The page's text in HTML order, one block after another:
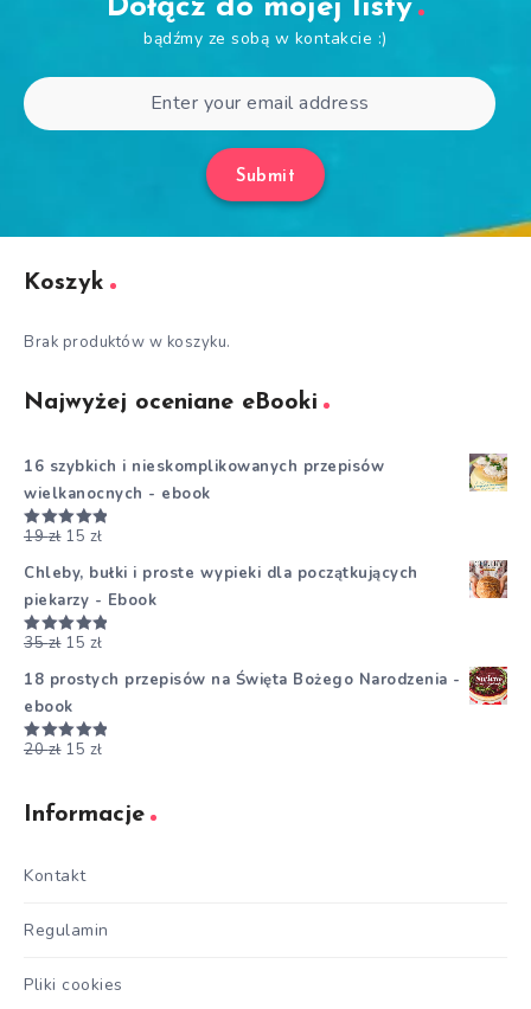
Dołącz do mojej listy
bądźmy ze sobą w kontakcie :)
Submit
Koszyk
Brak produktów w koszyku.
Najwyżej oceniane eBooki
16 szybkich i nieskomplikowanych przepisów
wielkanocnych - ebook
Oceniono
19zł 15 zł
Chleby, bułki i proste wypieki dla początkujących
piekarzy - Ebook
Oceniono
35zł 15 zł
18 prostych przepisów na Święta Bożego Narodzenia -
ebook
Oceniono
20zł 15 zł
Informacje
Kontakt
Regulamin
Pliki cookies